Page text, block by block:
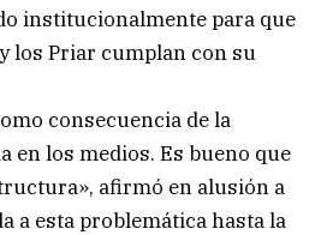
institucionalmente para que
los Priar cumplan con su
consecuencia de la
en los medios. Es bueno que
afirmó en alusión a
a esta problemática hasta la